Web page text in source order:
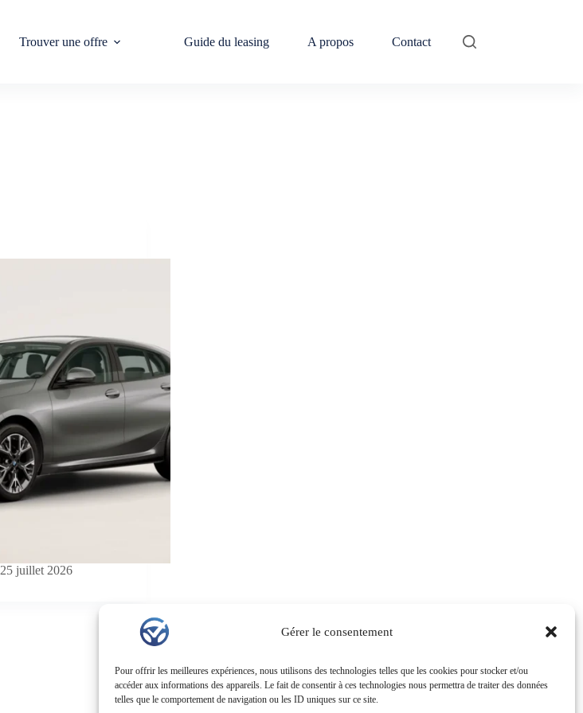
Gérer le consentement
Pour offrir les meilleures expériences, nous utilisons des technologies telles que les cookies pour stocker et/ou
accéder aux informations des appareils. Le fait de consentir à ces technologies nous permettra de traiter des données
telles que le comportement de navigation ou les ID uniques sur ce site.
Trouver une offre Guide du leasing A propos Contact
25 juillet 2026